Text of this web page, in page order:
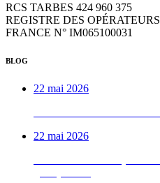
RCS TARBES 424 960 375
REGISTRE DES
FRANCE N° IM065100031
BLOG
22 mai 2026
22 mai 2026